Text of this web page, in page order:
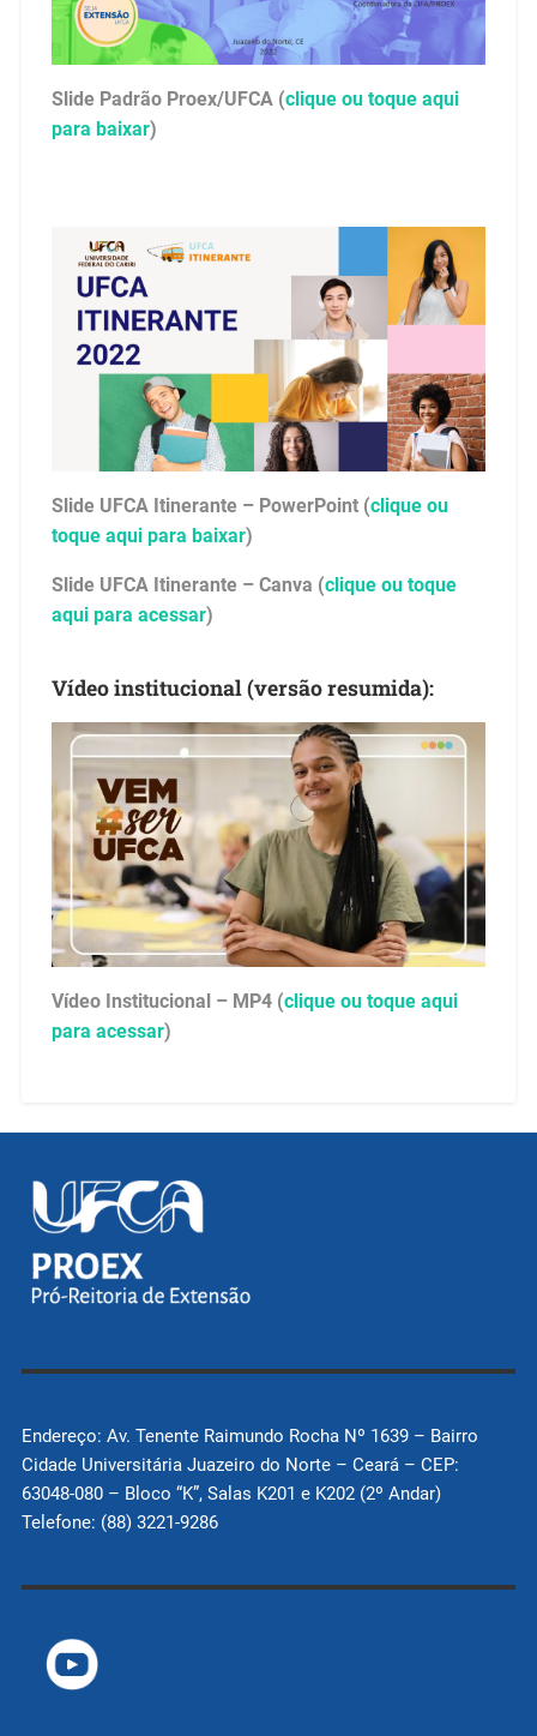
Slide Padrão Proex/UFCA (clique ou toque aqui
para baixar)
Slide UFCA Itinerante – PowerPoint (clique ou
toque aqui para baixar)
Slide UFCA Itinerante – Canva (clique ou toque
aqui para acessar)
Vídeo institucional (versão resumida):
Vídeo Institucional – MP4 (clique ou toque aqui
para acessar)
Endereço: Av. Tenente Raimundo Rocha Nº 1639 – Bairro
Cidade Universitária Juazeiro do Norte – Ceará – CEP:
63048-080 – Bloco “K”, Salas K201 e K202 (2º Andar)
Telefone: (88) 3221-9286